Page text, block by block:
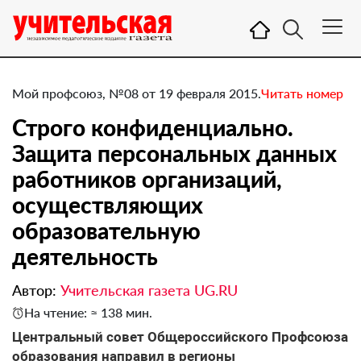
Мой профсоюз, №08 от 19 февраля 2015.Читать номер
Строго конфиденциально.
Защита персональных данных
работников организаций,
осуществляющих
образовательную
деятельность
Автор: Учительская газета UG.RU
На чтение: ≈ 138 мин.
Центральный совет Общероссийского Профсоюза
образования направил в регионы